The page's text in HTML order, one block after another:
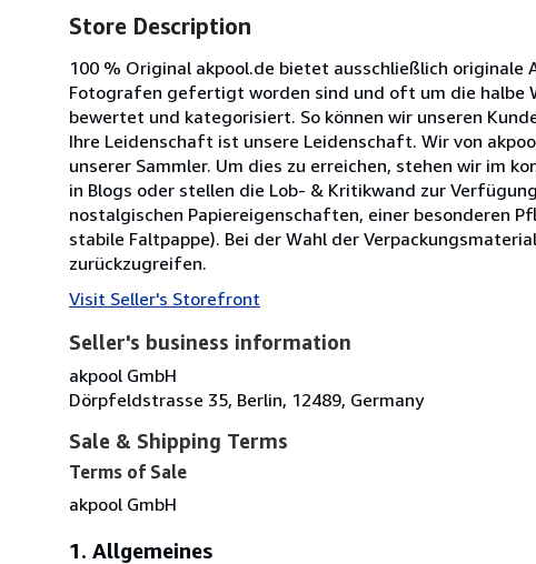
Store Description
100 % Original akpool.de bietet ausschließlich originale
Fotografen gefertigt worden sind und oft um die halbe
bewertet und kategorisiert. So können wir unseren
Ihre Leidenschaft ist unsere Leidenschaft. Wir von
unserer Sammler. Um dies zu erreichen, stehen wir im
in Blogs oder stellen die Lob- & Kritikwand zur
nostalgischen Papiereigenschaften, einer besonderen
stabile Faltpappe). Bei der Wahl der
zurückzugreifen.
Visit Seller's Storefront
Seller's business information
akpool GmbH
Dörpfeldstrasse 35, Berlin, 12489, Germany
Sale & Shipping Terms
Terms of Sale
akpool GmbH
1. Allgemeines